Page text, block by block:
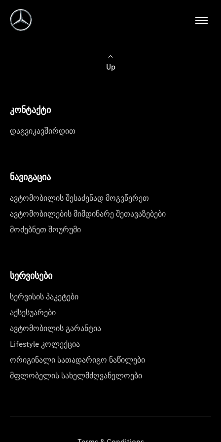
Up
კონტაქტი
დაგვიკავშირდით
ნავიგაცია
ავტომობილის შესაძენად მოგვწერეთ
ავტომობილების მიმდინარე შეთავაზებები
მოძებნეთ შოურუმი
სერვისები
სერვისის პაკეტები
აქსესუარები
ავტომობილის გარანტია
Lifestyle კოლექცია
ორიგინალი სათადარიგო ნაწილები
მფლობელის სახელმძღვანელოები